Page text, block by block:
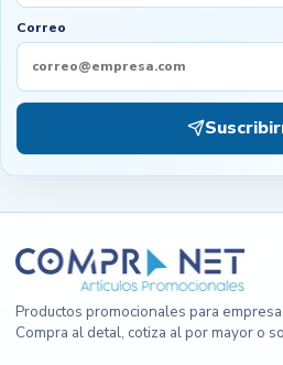
Correo
Productos promocionales para
Compra al detal, cotiza al por mayor o